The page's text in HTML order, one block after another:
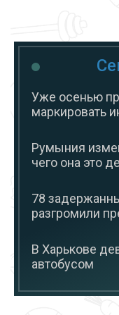
Уже осенью
маркировать
Румыния
чего она это
78
разгромили
В Харькове
автобусом